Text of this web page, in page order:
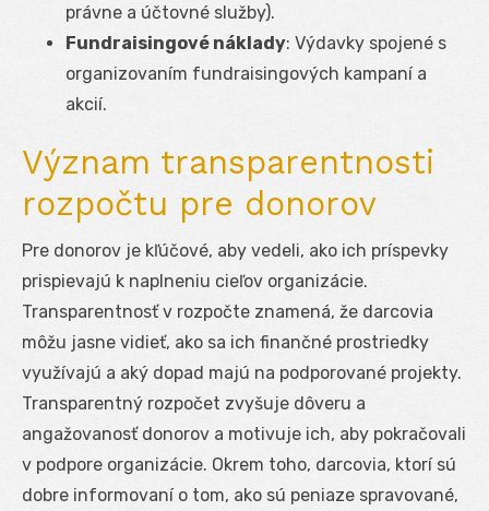
právne a účtovné služby).
Fundraisingové náklady: Výdavky spojené s
organizovaním fundraisingových kampaní a
akcií.
Význam transparentnosti
rozpočtu pre donorov
Pre donorov je kľúčové, aby vedeli, ako ich príspevky
prispievajú k naplneniu cieľov organizácie.
Transparentnosť v rozpočte znamená, že darcovia
môžu jasne vidieť, ako sa ich finančné prostriedky
využívajú a aký dopad majú na podporované projekty.
Transparentný rozpočet zvyšuje dôveru a
angažovanosť donorov a motivuje ich, aby pokračovali
v podpore organizácie. Okrem toho, darcovia, ktorí sú
dobre informovaní o tom, ako sú peniaze spravované,